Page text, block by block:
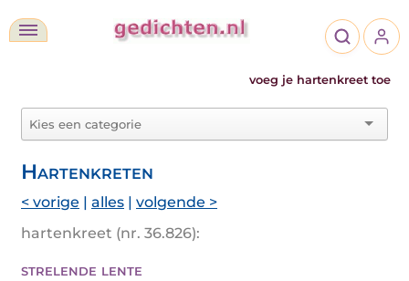
voeg je hartenkreet toe
Hartenkreten
< vorige | alles | volgende >
hartenkreet (nr. 36.826):
strelende lente